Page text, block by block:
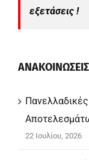
εξετάσεις !
22 Ιουλίου, 2026